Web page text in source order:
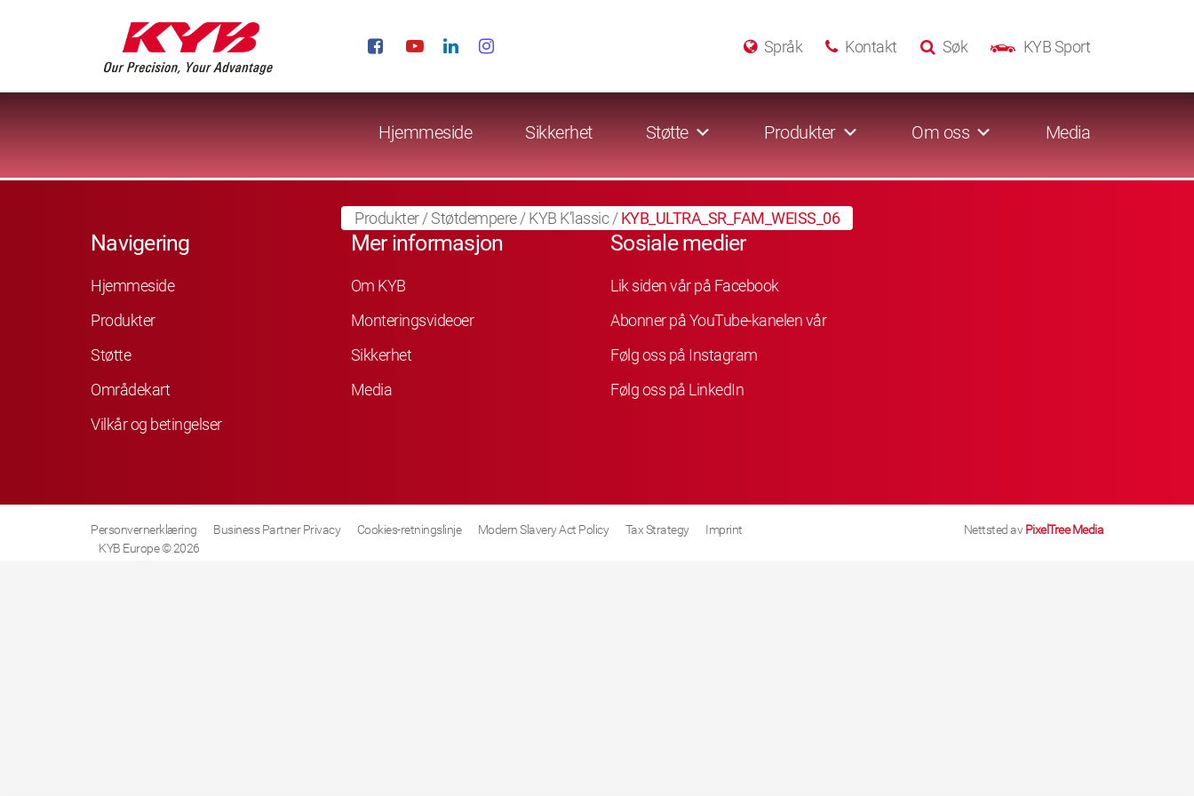
KYB Sport
Søk
Kontakt
Språk
Hjemmeside Sikkerhet Støtte Produkter Om oss Media
Produkter/Støtdempere/KYB K’lassic/KYB_ULTRA_SR_FAM_WEISS_06
Navigering
Hjemmeside
Produkter
Støtte
Områdekart
Vilkår og betingelser
Mer informasjon
Om KYB
Monteringsvideoer
Sikkerhet
Media
Sosiale medier
Lik siden vår på Facebook
Abonner på YouTube-kanelen vår
Følg oss på Instagram
Følg oss på LinkedIn
Personvernerklæring Business Partner Privacy Cookies-retningslinje Modern Slavery Act Policy Tax Strategy
Imprint
KYB Europe © 2026
Nettsted avPixelTree Media